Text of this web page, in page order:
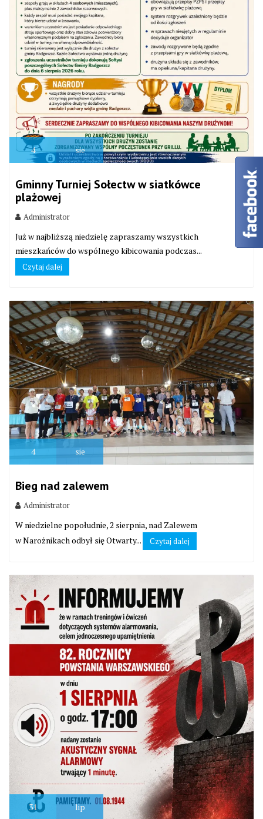
4 sie
Gminny Turniej Sołectw w siatkówce
plażowej
Administrator
Już w najbliższą niedzielę zapraszamy wszystkich
mieszkańców do wspólnego kibicowania podczas...
Czytaj dalej
4 sie
Bieg nad zalewem
Administrator
W niedzielne popołudnie, 2 sierpnia, nad Zalewem
w Narożnikach odbył się Otwarty...
Czytaj dalej
31 lip